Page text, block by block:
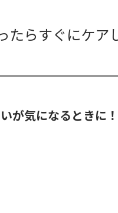
たらすぐにケア
が気になるときに